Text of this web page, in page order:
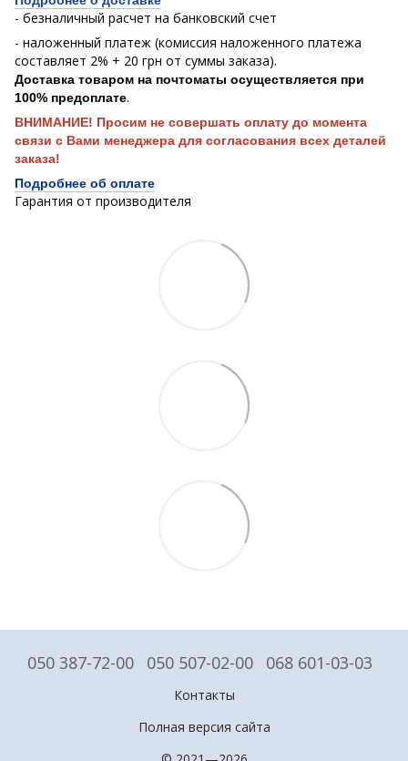
- безналичный расчет на банковский счет
- наложенный платеж (комиссия наложенного платежа
составляет 2% + 20 грн от суммы заказа).
Доставка товаром на почтоматы осуществляется при
100% предоплате.
ВНИМАНИЕ! Просим не совершать оплату до момента
связи с Вами менеджера для согласования всех деталей
заказа!
Подробнее об оплате
Гарантия от производителя
050 387-72-00 050 507-02-00 068 601-03-03
Контакты
Полная версия сайта